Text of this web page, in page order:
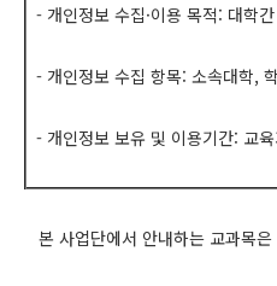
- 개인정보 수집·이용 목적: 대학
- 개인정보 수집 항목: 소속대학,
- 개인정보 보유 및 이용기간: 교
본 사업단에서 안내하는 교과목